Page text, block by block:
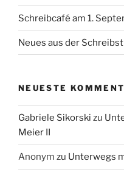
Schreibcafé am 1.
Neues aus der
NEUESTE
Gabriele Sikorski zu
Meier II
Anonym zu Unterwegs